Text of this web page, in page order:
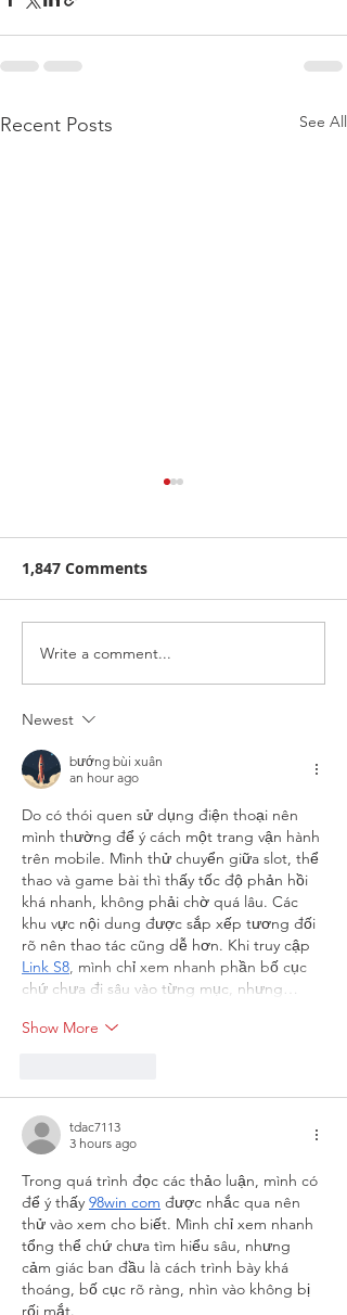
Recent Posts See All
Race Track & Cross
Country Course Closure
Schedule
1,847 Comments
Write a comment...
Newest
bướng bùi xuân
an hour ago
Do có thói quen sử dụng điện thoại nên
mình thường để ý cách một trang vận hành
trên mobile. Mình thử chuyển giữa slot, thể
thao và game bài thì thấy tốc độ phản hồi
khá nhanh, không phải chờ quá lâu. Các
khu vực nội dung được sắp xếp tương đối
rõ nên thao tác cũng dễ hơn. Khi truy cập
Link S8, mình chỉ xem nhanh phần bố cục
chứ chưa đi sâu vào từng mục, nhưng…
Show More
tdac7113
3 hours ago
Trong quá trình đọc các thảo luận, mình có
để ý thấy 98win com được nhắc qua nên
thử vào xem cho biết. Mình chỉ xem nhanh
tổng thể chứ chưa tìm hiểu sâu, nhưng
cảm giác ban đầu là cách trình bày khá
thoáng, bố cục rõ ràng, nhìn vào không bị
rối mắt.